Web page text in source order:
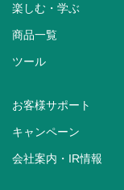
楽しむ・学ぶ
商品一覧
ツール
お客様サポート
キャンペーン
会社案内・IR情報